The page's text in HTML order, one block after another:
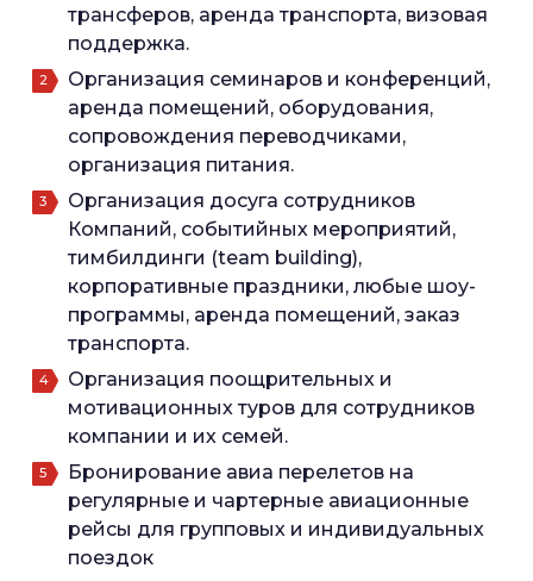
трансферов, аренда транспорта, визовая
поддержка.
Организация семинаров и конференций,
аренда помещений, оборудования,
сопровождения переводчиками,
организация питания.
Организация досуга сотрудников
Компаний, событийных мероприятий,
тимбилдинги (team building),
корпоративные праздники, любые шоу-
программы, аренда помещений, заказ
транспорта.
Организация поощрительных и
мотивационных туров для сотрудников
компании и их семей.
Бронирование авиа перелетов на
регулярные и чартерные авиационные
рейсы для групповых и индивидуальных
поездок